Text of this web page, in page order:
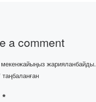
a comment
жарияланбайды.
таңбаланған
*